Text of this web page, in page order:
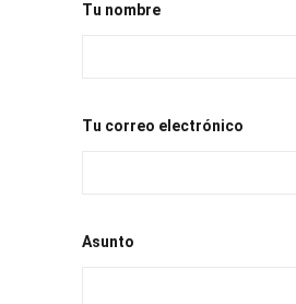
Tu nombre
Tu correo electrónico
Asunto